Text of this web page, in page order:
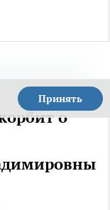
Принять
о